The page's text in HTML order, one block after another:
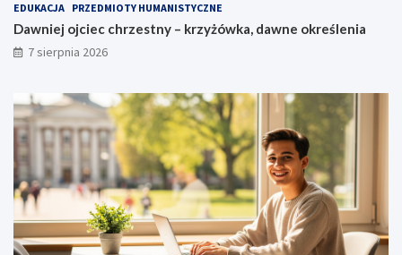
EDUKACJA PRZEDMIOTY HUMANISTYCZNE
Dawniej ojciec chrzestny – krzyżówka, dawne określenia
7 sierpnia 2026